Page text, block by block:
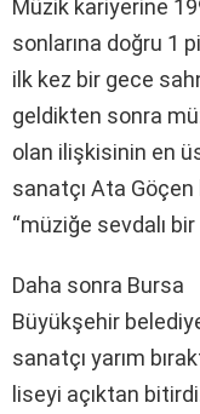
Müzik kariyerine
sonlarına doğru 1
ilk kez bir gece
geldikten sonra
olan ilişkisinin en
sanatçı Ata
“müziğe sevdalı
Daha sonra Bursa
Büyükşehir
sanatçı yarım
liseyi açıktan